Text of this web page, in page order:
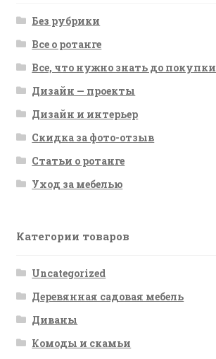
Без рубрики
Все о ротанге
Все, что нужно знать до покупки
Дизайн — проекты
Дизайн и интерьер
Скидка за фото-отзыв
Статьи о ротанге
Уход за мебелью
Категории товаров
Uncategorized
Деревянная садовая мебель
Диваны
Комоды и скамьи